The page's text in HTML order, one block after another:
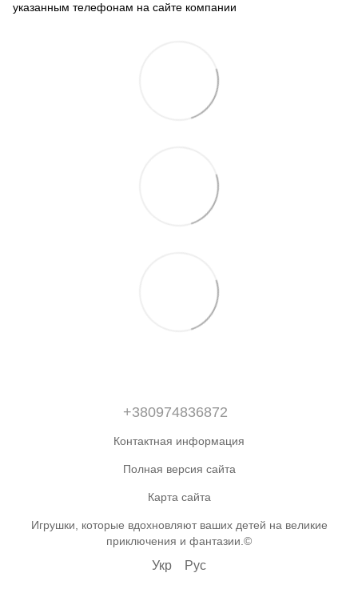
указанным телефонам на сайте компании
+380974836872
Контактная информация
Полная версия сайта
Карта сайта
Игрушки, которые вдохновляют ваших детей на великие
приключения и фантазии.©
Укр Рус